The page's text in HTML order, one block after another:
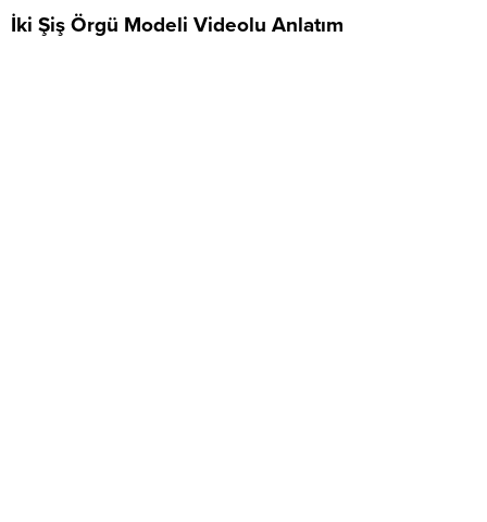
İki Şiş Örgü Modeli Videolu Anlatım